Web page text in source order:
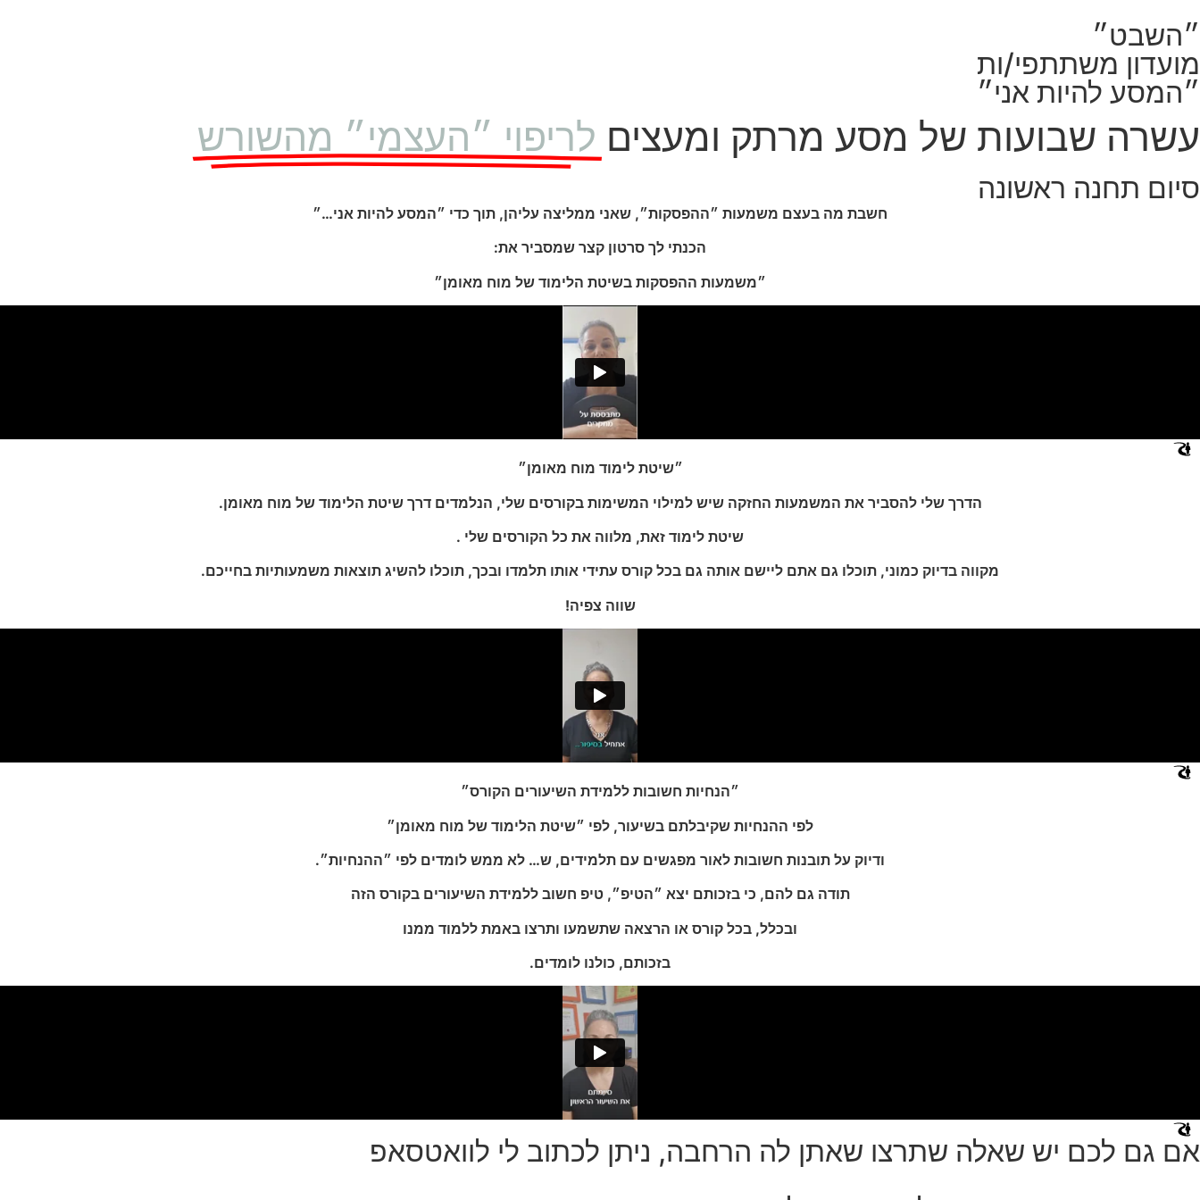
״השבט״
מועדון משתתפי/ות
״המסע להיות אני״
עשרה שבועות של מסע מרתק ומעצים לריפוי ״העצמי״ מהשורש
סיום תחנה ראשונה
חשבת מה בעצם משמעות ״ההפסקות״, שאני ממליצה עליהן, תוך כדי ״המסע להיות אני…״
הכנתי לך סרטון קצר שמסביר את:
״משמעות ההפסקות בשיטת הלימוד של מוח מאומן״
״שיטת לימוד מוח מאומן״
הדרך שלי להסביר את המשמעות החזקה שיש למילוי המשימות בקורסים שלי, הנלמדים דרך שיטת הלימוד של מוח מאומן.
שיטת לימוד זאת, מלווה את כל הקורסים שלי .
מקווה בדיוק כמוני, תוכלו גם אתם ליישם אותה גם בכל קורס עתידי אותו תלמדו ובכך, תוכלו להשיג תוצאות משמעותיות בחייכם.
שווה צפיה!
״הנחיות חשובות ללמידת השיעורים הקורס״
לפי ההנחיות שקיבלתם בשיעור, לפי ״שיטת הלימוד של מוח מאומן״
ודיוק על תובנות חשובות לאור מפגשים עם תלמידים, ש… לא ממש לומדים לפי ״ההנחיות״.
תודה גם להם, כי בזכותם יצא ״הטיפ״, טיפ חשוב ללמידת השיעורים בקורס הזה
ובכלל, בכל קורס או הרצאה שתשמעו ותרצו באמת ללמוד ממנו
בזכותם, כולנו לומדים.
אם גם לכם יש שאלה שתרצו שאתן לה הרחבה, ניתן לכתוב לי לוואטסאפ